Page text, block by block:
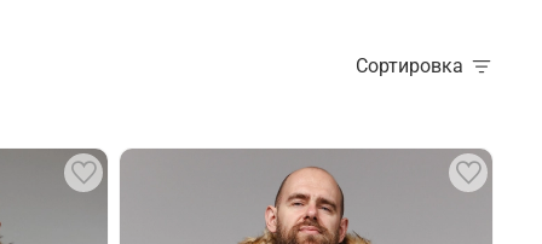
Сортировка